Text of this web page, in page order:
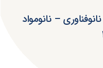
– نانومواد